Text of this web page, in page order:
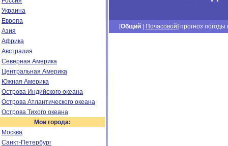
Украина
Европа
Азия
Африка
Австралия
Северная Америка
Центральная Америка
Южная Америка
Острова Индийского океана
Острова Атлантического океана
Острова Тихого океана
Мои города:
Москва
Санкт-Петербург
[Общий Почасовой] прогноз погоды